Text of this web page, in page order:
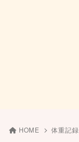
HOME 体重記録